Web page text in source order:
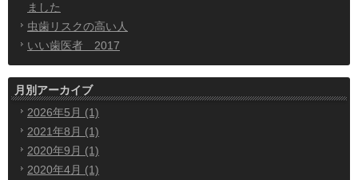
ました
虫歯リスクの高い人
いい歯医者 2017
月別アーカイブ
2026年5月 (1)
2021年8月 (1)
2020年9月 (1)
2020年4月 (1)